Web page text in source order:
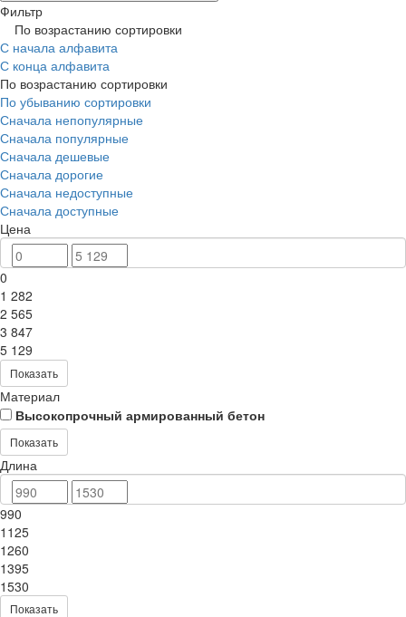
Фильтр
По возрастанию сортировки
С начала алфавита
С конца алфавита
По возрастанию сортировки
По убыванию сортировки
Сначала непопулярные
Сначала популярные
Сначала дешевые
Сначала дорогие
Сначала недоступные
Сначала доступные
Цена
0
1 282
2 565
3 847
5 129
Показать
Материал
Высокопрочный армированный бетон
Показать
Длина
990
1125
1260
1395
1530
Показать